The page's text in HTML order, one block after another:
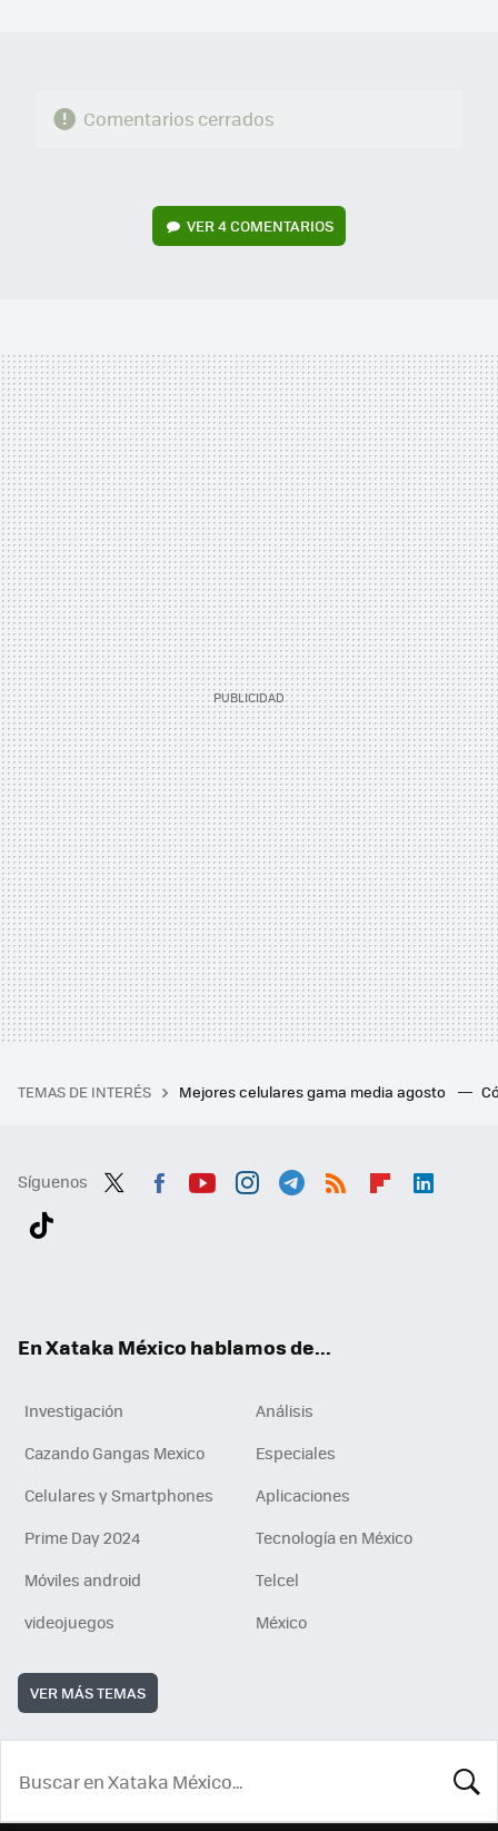
Comentarios cerrados
VER4 COMENTARIOS
TEMAS DE INTERÉS Mejores celulares gama media agosto
Síguenos
En Xataka México hablamos de...
Investigación
Análisis
Cazando Gangas Mexico
Especiales
Celulares y Smartphones
Aplicaciones
Prime Day 2024
Tecnología en México
Móviles android
Telcel
videojuegos
México
VER MÁS TEMAS